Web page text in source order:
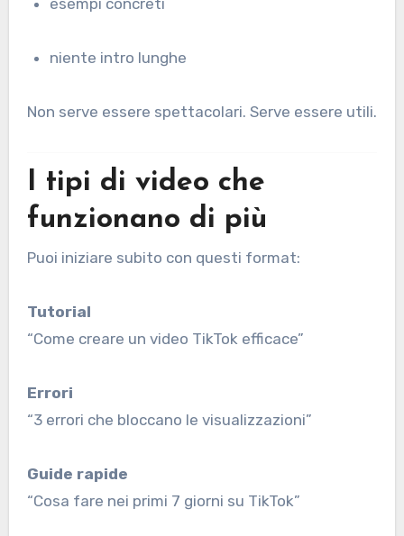
esempi concreti
niente intro lunghe
Non serve essere spettacolari. Serve essere utili.
I tipi di video che
funzionano di più
Puoi iniziare subito con questi format:
Tutorial
“Come creare un video TikTok efficace”
Errori
“3 errori che bloccano le visualizzazioni”
Guide rapide
“Cosa fare nei primi 7 giorni su TikTok”